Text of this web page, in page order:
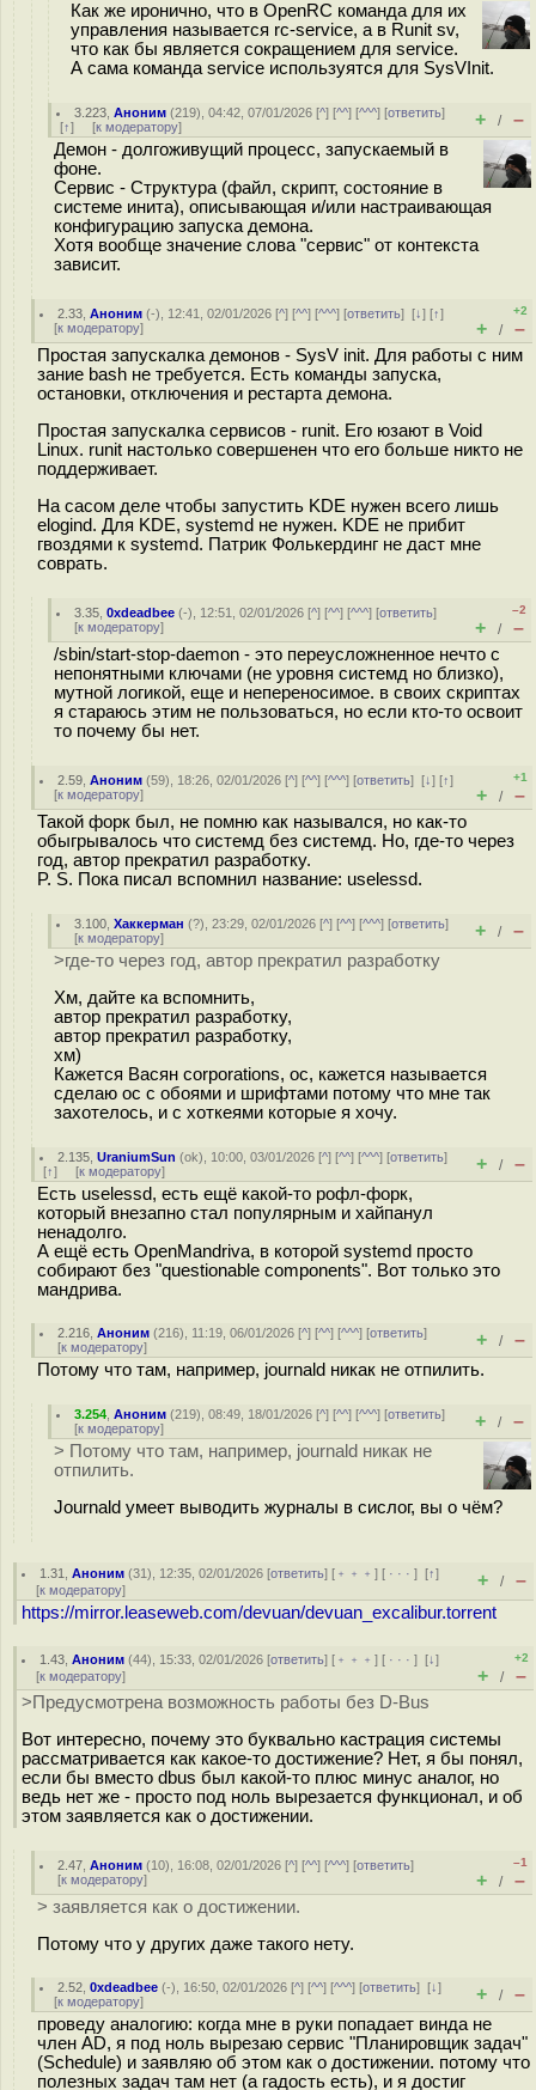
Как же иронично, что в OpenRC команда для их
управления называется rc-service, a в Runit sv,
что как бы является сокращением для service.
А сама команда service используятся для SysVInit.
3.223 ,Аноним (219), 04:42, 07/01/2026 [^] [^^] [^^^] [ответить]
[↑] [к модератору] + / –
Демон - долгоживущий процесс, запускаемый в
фоне.
Сервис - Структура (файл, скрипт, состояние в
системе инита), описывающая и/или настраивающая
конфигурацию запуска демона.
Хотя вообще значение слова "сервис" от контекста
зависит.
2.33 ,Аноним (-), 12:41, 02/01/2026 [^] [^^] [^^^] [ответить][↓] [↑]
[к модератору]
+2
+ / –
Простая запускалка демонов - SysV init. Для работы с ним
зание bash не требуется. Есть команды запуска,
остановки, отключения и рестарта демона.
Простая запускалка сервисов - runit. Его юзают в Void
Linux. runit настолько совершенен что его больше никто не
поддерживает.
На сасом деле чтобы запустить KDE нужен всего лишь
elogind. Для KDE, systemd не нужен. KDE не прибит
гвоздями к systemd. Патрик Фолькердинг не даст мне
соврать.
3.35 ,0xdeadbee (-), 12:51, 02/01/2026 [^] [^^] [^^^] [ответить]
[к модератору]
–2
+ / –
/sbin/start-stop-daemon - это переусложненное нечто с
непонятными ключами (не уровня системд но близко),
мутной логикой, еще и непереносимое. в своих скриптах
я стараюсь этим не пользоваться, но если кто-то освоит
то почему бы нет.
2.59 ,Аноним (59), 18:26, 02/01/2026 [^] [^^] [^^^] [ответить][↓] [↑]
[к модератору]
+1
+ / –
Такой форк был, не помню как назывался, но как-то
обыгрывалось что системд без системд. Но, где-то через
год, автор прекратил разработку.
P. S. Пока писал вспомнил название: uselessd.
3.100 ,Хаккерман (?), 23:29, 02/01/2026 [^] [^^] [^^^] [ответить]
[к модератору] + / –
>где-то через год, автор прекратил разработку
Хм, дайте ка вспомнить,
автор прекратил разработку,
автор прекратил разработку,
хм)
Кажется Васян corporations, ос, кажется называется
сделаю ос с обоями и шрифтами потому что мне так
захотелось, и с хоткеями которые я хочу.
2.135 ,UraniumSun (ok), 10:00, 03/01/2026 [^] [^^] [^^^] [ответить]
[↑] [к модератору] + / –
Есть uselessd, есть ещё какой-то рофл-форк,
который внезапно стал популярным и хайпанул
ненадолго.
А ещё есть OpenMandriva, в которой systemd просто
собирают без "questionable components". Вот только это
мандрива.
2.216 ,Аноним (216), 11:19, 06/01/2026 [^] [^^] [^^^] [ответить]
[к модератору] + / –
Потому что там, например, journald никак не отпилить.
3.254 ,Аноним (219), 08:49, 18/01/2026 [^] [^^] [^^^] [ответить]
[к модератору] + / –
> Потому что там, например, journald никак не
отпилить.
Journald умеет выводить журналы в сислог, вы о чём?
1.31 ,Аноним (31), 12:35, 02/01/2026 [ответить] [ ﹢﹢﹢] [ · · ·][↑]
[к модератору] + / –
https://mirror.leaseweb.com/devuan/devuan_excalibur.torrent
1.43 ,Аноним (44), 15:33, 02/01/2026 [ответить] [ ﹢﹢﹢] [ · · ·][↓]
[к модератору]
+2
+ / –
>Предусмотрена возможность работы без D-Bus
Вот интересно, почему это буквально кастрация системы
рассматривается как какое-то достижение? Нет, я бы понял,
если бы вместо dbus был какой-то плюс минус аналог, но
ведь нет же - просто под ноль вырезается функционал, и об
этом заявляется как о достижении.
2.47 ,Аноним (10), 16:08, 02/01/2026 [^] [^^] [^^^] [ответить]
[к модератору]
–1
+ / –
> заявляется как о достижении.
Потому что у других даже такого нету.
2.52 ,0xdeadbee (-), 16:50, 02/01/2026 [^] [^^] [^^^] [ответить][↓]
[к модератору] + / –
проведу аналогию: когда мне в руки попадает винда не
член AD, я под ноль вырезаю сервис "Планировщик задач"
(Schedule) и заявляю об этом как о достижении. потому что
полезных задач там нет (а гадость есть), и я достиг